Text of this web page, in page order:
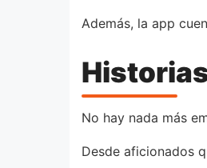
Además, la app
No hay nada más
Desde aficionados